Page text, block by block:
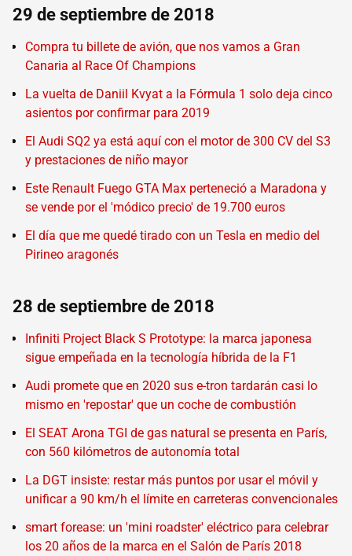
29 de septiembre de 2018
Compra tu billete de avión, que nos vamos a Gran
Canaria al Race Of Champions
La vuelta de Daniil Kvyat a la Fórmula 1 solo deja cinco
asientos por confirmar para 2019
El Audi SQ2 ya está aquí con el motor de 300 CV del S3
y prestaciones de niño mayor
Este Renault Fuego GTA Max perteneció a Maradona y
se vende por el 'módico precio' de 19.700 euros
El día que me quedé tirado con un Tesla en medio del
Pirineo aragonés
28 de septiembre de 2018
Infiniti Project Black S Prototype: la marca japonesa
sigue empeñada en la tecnología híbrida de la F1
Audi promete que en 2020 sus e-tron tardarán casi lo
mismo en 'repostar' que un coche de combustión
El SEAT Arona TGI de gas natural se presenta en París,
con 560 kilómetros de autonomía total
La DGT insiste: restar más puntos por usar el móvil y
unificar a 90 km/h el límite en carreteras convencionales
smart forease: un 'mini roadster' eléctrico para celebrar
los 20 años de la marca en el Salón de París 2018